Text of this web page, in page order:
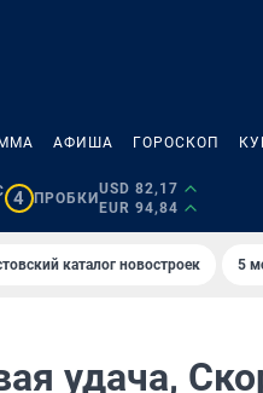
АФИША ГОРОСКОП
4 ПРОБКИ
USD 82,17
EUR 94,84
каталог новостроек 5
удача,